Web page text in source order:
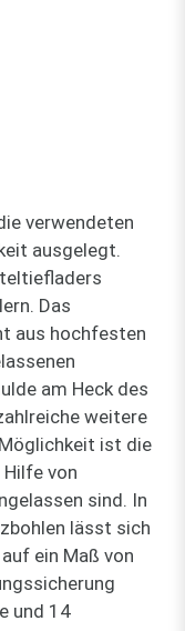
verwendeten
ausgelegt.
Das
aus hochfesten
am Heck des
weitere
ist die
von
sind. In
lässt sich
ein Maß von
und 14